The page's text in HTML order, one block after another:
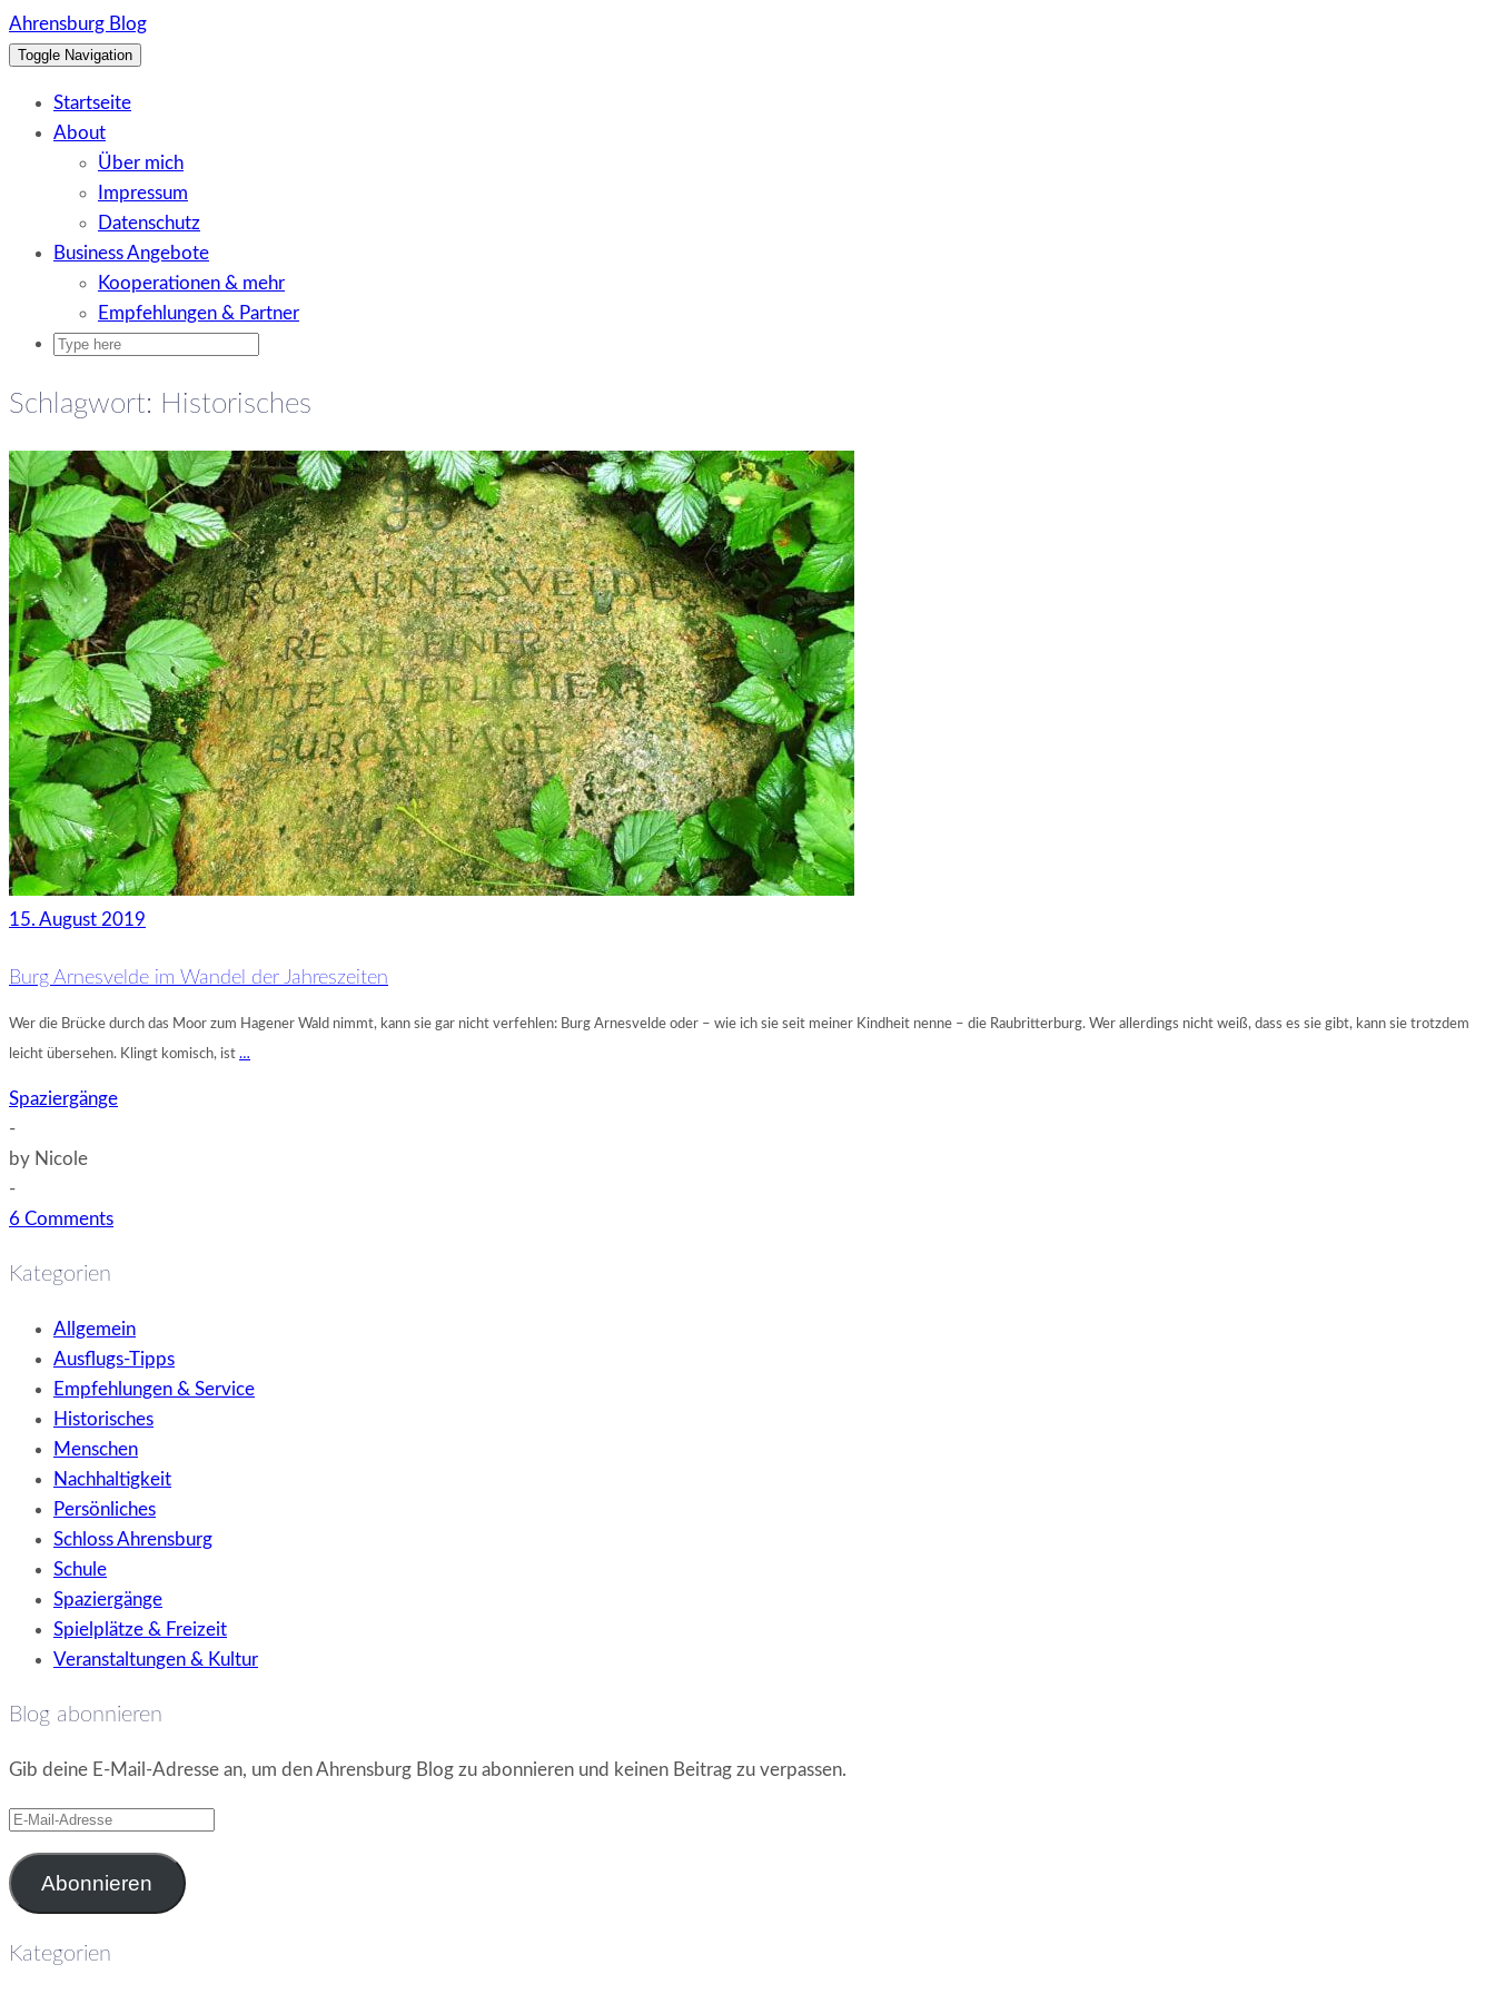
Skip
to
Ahrensburg Blog
Toggle Navigation
Startseite
About
Über mich
Impressum
Datenschutz
Business Angebote
Kooperationen & mehr
Empfehlungen & Partner
Schlagwort: Historisches
15. August 2019
Burg Arnesvelde im Wandel der Jahreszeiten
Wer die Brücke durch das Moor zum Hagener Wald nimmt, kann sie gar nicht verfehlen: Burg Arnesvelde oder – wie ich sie seit meiner Kindheit nenne – die Raubritterburg. Wer allerdings nicht weiß, dass es sie gibt, kann sie trotzdem
leicht übersehen. Klingt komisch, ist …
Spaziergänge
-
by Nicole
-
6 Comments
Kategorien
Allgemein
Ausflugs-Tipps
Empfehlungen & Service
Historisches
Menschen
Nachhaltigkeit
Persönliches
Schloss Ahrensburg
Schule
Spaziergänge
Spielplätze & Freizeit
Veranstaltungen & Kultur
Blog abonnieren
Gib deine E-Mail-Adresse an, um den Ahrensburg Blog zu abonnieren und keinen Beitrag zu verpassen.
E-
AdresseAbonnieren
Kategorien